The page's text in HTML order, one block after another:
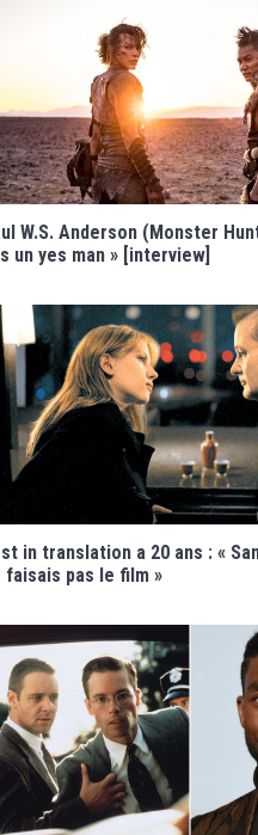
W.S. Anderson (Monster
un yes man » [interview]
in translation a 20 ans : «
faisais pas le film »